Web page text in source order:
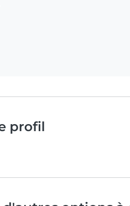
profil